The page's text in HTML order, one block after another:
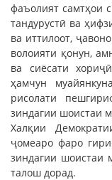
фаъолият самтҳои
тандурустӣ ва
ва иттилоот,
волоияти қонун,
ва сиёсати
ҳамчун
рисолати
зиндагии шоистаи
Халқии
ҷомеаро фаро
зиндагии шоистаи
талош дорад.